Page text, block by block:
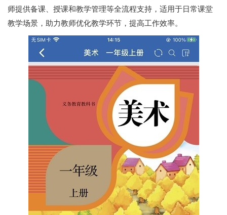
师提供备课、授课和教学管理等全流程支持，适用于日常课堂
教学场景，助力教师优化教学环节，提高工作效率。